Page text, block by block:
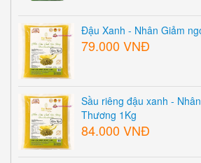
Đậu Xanh - Nhân Giảm
79.000 VNĐ
Sầu riêng đậu xanh -
Thương 1Kg
84.000 VNĐ